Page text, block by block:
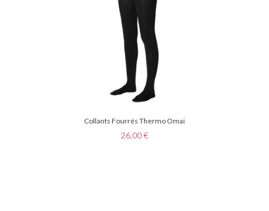
Collants Fourrés Thermo Omai
Prix
26,00 €